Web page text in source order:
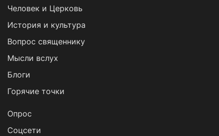
Человек и Церковь
История и культура
Вопрос священнику
Мысли вслух
Блоги
Горячие точки
Опрос
Cоцсети